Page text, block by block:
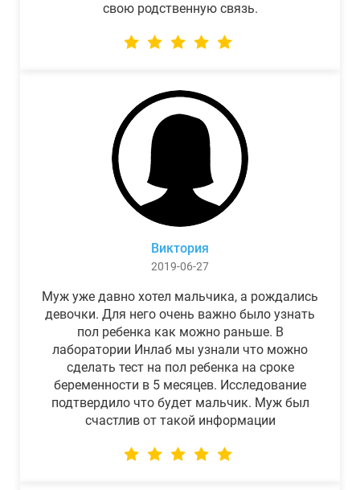
свою родственную связь.
Виктория
2019-06-27
Муж уже давно хотел мальчика, а рождались
девочки. Для него очень важно было узнать
пол ребенка как можно раньше. В
лаборатории Инлаб мы узнали что можно
сделать тест на пол ребенка на сроке
беременности в 5 месяцев. Исследование
подтвердило что будет мальчик. Муж был
счастлив от такой информации